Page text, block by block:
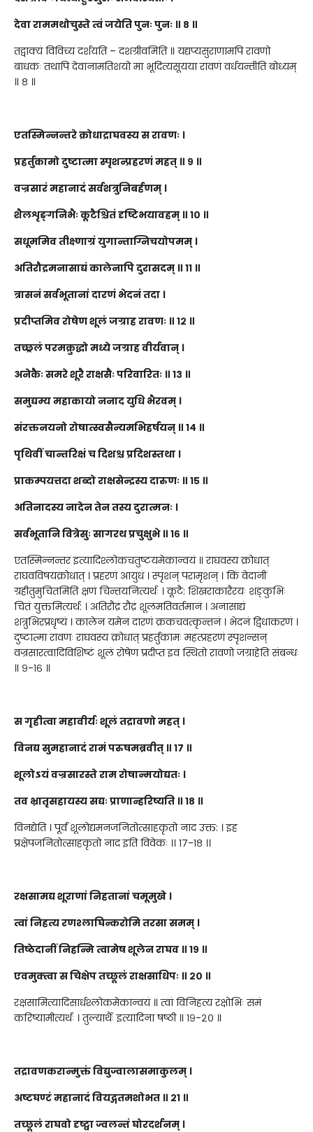
देवा राममथोचुस्ते त्वं जयेति पुनः पुनः ॥ ८ ॥
तद्वाक्यं विविच्य दर्शयति – दशग्रीवमिति ॥ यद्यप्यसुराणामपि रावणो
बाधकः तथापि देवानामतिशयो मा भूदित्यसूयया रावणं वर्धयन्तीति बोध्यम्
॥ ८ ॥
एतस्मिन्नन्तरे क्रोधाद्राघवस्य स रावणः ।
प्रहर्तुकामो दुष्टात्मा स्पृशन्प्रहरणं महत् ॥ ९ ॥
वज्रसारं महानादं सर्वशत्रुनिबर्हणम् ।
शैलशृङ्गनिभैः कूटैश्चितं दृष्टिभयावहम् ॥ १० ॥
सधूममिव तीक्ष्णाग्रं युगान्ताग्निचयोपमम् ।
अतिरौद्रमनासाद्यं कालेनापि दुरासदम् ॥ ११ ॥
त्रासनं सर्वभूतानां दारणं भेदनं तदा ।
प्रदीप्तमिव रोषेण शूलं जग्राह रावणः ॥ १२ ॥
तच्छ्रलं परमक्रुद्धो मध्ये जग्राह वीर्यवान् ।
अनेकैः समरे शूरै राक्षसैः परिवारितः ॥ १३ ॥
समुद्यम्य महाकायो ननाद युधि भैरवम् ।
संरक्तनयनो रोषात्स्वसैन्यमभिहर्षयन् ॥ १४ ॥
पृथिवीं चान्तरिक्षं च दिशश्च प्रदिशस्तथा ।
प्राकम्पयत्तदा शब्दो राक्षसेन्द्रस्य दारुणः ॥ १५ ॥
अतिनादस्य नादेन तेन तस्य दुरात्मनः ।
सर्वभूतानि वित्रेसुः सागरथ प्रचुक्षुभे ॥ १६ ॥
एतस्मिन्नन्तर इत्यादिश्लोकचतुष्टयमेकान्वयं ॥ राघवस्य क्रोधात्
राघवविषयक्रोधात् । प्रहरणं आयुधं । स्पृशन् परामृशन् । किं वेदानीं
ग्रहीतुमुचितमिति क्षणं चिन्तयनित्यर्थः । कूटै: शिखराकारैरयः शङ्कुभिः
चितं युक्तमित्यर्थ: । अतिरौद्रं रौद्रं शूलमतिवर्तमानं । अनासाद्यं
शत्रुभिरप्रधृष्यं । कालेन यमेन दारणं क्रकचवत्कृन्तनं । भेदनं द्विधाकरणं ।
दुष्टात्मा रावणः राघवस्य क्रोधात् प्रहर्तुकामः महत्प्रहरणं स्पृशन्सन्
वज्रसारत्वादिविशिष्टं शूलं रोषेण प्रदीप्त इव स्थितो रावणो जग्राहेति संबन्धः
॥ ९-१६ ॥
स गृहीत्वा महावीर्यः शूलं तद्रावणो महत् ।
विनद्य सुमहानादं रामं परुषमब्रवीत् ॥ १७ ॥
शूलोऽयं वज्रसारस्ते राम रोषान्मयोद्यतः ।
तव भ्रातृसहायस्य सद्यः प्राणान्हरिष्यति ॥ १८ ॥
विनद्येति । पूर्वं शूलोद्यमनजनितोत्साहकृतो नाद उक्त: । इह
प्रक्षेपजनितोत्साहकृतो नाद इति विवेकः ।। १७-१८ ।।
रक्षसामद्य शूराणां निहतानां चमूमुखे ।
त्वां निहत्य रणश्लाघिन्करोमि तरसा समम् ।
तिष्ठेदानीं निहन्मि त्वामेष शूलेन राघव ॥ १९ ॥
एवमुक्त्वा स चिक्षेप तच्छूलं राक्षसाधिपः ॥ २० ॥
रक्षसामित्यादिसार्धश्लोकमेकान्वयं ॥ त्वां विनिहत्य रक्षोभिः समं
करिष्यामीत्यर्थः । तुल्यार्थैः इत्यादिना षष्ठी ॥ १९-२० ॥
तद्रावणकरान्मुक्तं विद्युज्वालासमाकुलम् ।
अष्टघण्टं महानादं वियद्गतमशोभत ॥ २१ ॥
तच्छूलं राघवो दृष्ट्वा ज्वलन्तं घोरदर्शनम् ।